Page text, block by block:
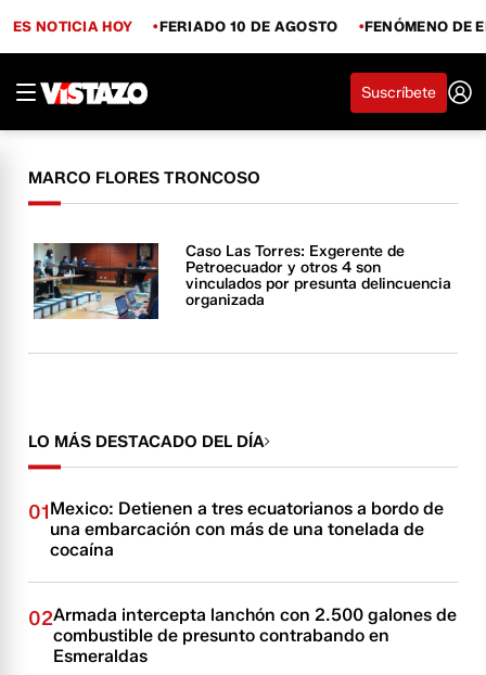
ES NOTICIA HOY FERIADO 10 DE AGOSTO FENÓMENO DE
Suscríbete
MARCO FLORES TRONCOSO
Caso Las Torres: Exgerente de
Petroecuador y otros 4 son
vinculados por presunta delincuencia
organizada
LO MÁS DESTACADO DEL DÍA
01Mexico: Detienen a tres ecuatorianos a bordo de
una embarcación con más de una tonelada de
cocaína
02Armada intercepta lanchón con 2.500 galones de
combustible de presunto contrabando en
Esmeraldas